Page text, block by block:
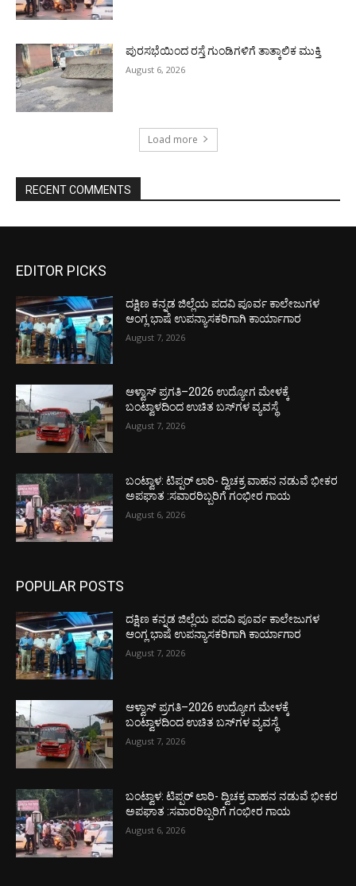
ಪುರಸಭೆಯಿಂದ ರಸ್ತೆ ಗುಂಡಿಗಳಿಗೆ ತಾತ್ಕಾಲಿಕ ಮುಕ್ತಿ
August 6, 2026
Load more
RECENT COMMENTS
EDITOR PICKS
ದಕ್ಷಿಣ ಕನ್ನಡ ಜಿಲ್ಲೆಯ ಪದವಿ ಪೂರ್ವ ಕಾಲೇಜುಗಳ
ಆಂಗ್ಲ ಭಾಷೆ ಉಪನ್ಯಾಸಕರಿಗಾಗಿ ಕಾರ್ಯಾಗಾರ
August 7, 2026
ಆಳ್ವಾಸ್ ಪ್ರಗತಿ–2026 ಉದ್ಯೋಗ ಮೇಳಕ್ಕೆ
ಬಂಟ್ವಾಳದಿಂದ ಉಚಿತ ಬಸ್‌ಗಳ ವ್ಯವಸ್ಥೆ
August 7, 2026
ಬಂಟ್ವಾಳ: ಟಿಪ್ಪರ್ ಲಾರಿ- ದ್ವಿಚಕ್ರ ವಾಹನ ನಡುವೆ ಭೀಕರ
ಅಪಘಾತ :ಸವಾರರಿಬ್ಬರಿಗೆ ಗಂಭೀರ ಗಾಯ
August 6, 2026
POPULAR POSTS
ದಕ್ಷಿಣ ಕನ್ನಡ ಜಿಲ್ಲೆಯ ಪದವಿ ಪೂರ್ವ ಕಾಲೇಜುಗಳ
ಆಂಗ್ಲ ಭಾಷೆ ಉಪನ್ಯಾಸಕರಿಗಾಗಿ ಕಾರ್ಯಾಗಾರ
August 7, 2026
ಆಳ್ವಾಸ್ ಪ್ರಗತಿ–2026 ಉದ್ಯೋಗ ಮೇಳಕ್ಕೆ
ಬಂಟ್ವಾಳದಿಂದ ಉಚಿತ ಬಸ್‌ಗಳ ವ್ಯವಸ್ಥೆ
August 7, 2026
ಬಂಟ್ವಾಳ: ಟಿಪ್ಪರ್ ಲಾರಿ- ದ್ವಿಚಕ್ರ ವಾಹನ ನಡುವೆ ಭೀಕರ
ಅಪಘಾತ :ಸವಾರರಿಬ್ಬರಿಗೆ ಗಂಭೀರ ಗಾಯ
August 6, 2026